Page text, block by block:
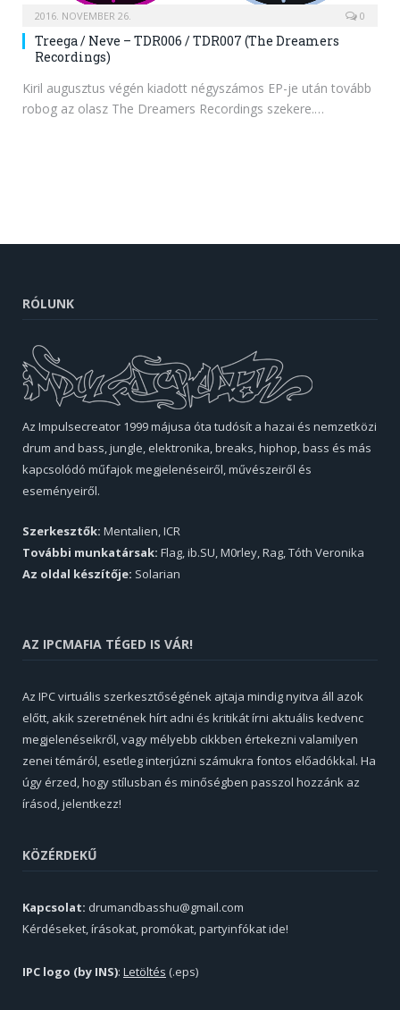
2016. NOVEMBER 26. 0
Treega / Neve – TDR006 / TDR007 (The Dreamers
Recordings)
Kiril augusztus végén kiadott négyszámos EP-je után tovább
robog az olasz The Dreamers Recordings szekere.…
RÓLUNK
Az Impulsecreator 1999 májusa óta tudósít a hazai és nemzetközi
drum and bass, jungle, elektronika, breaks, hiphop, bass és más
kapcsolódó műfajok megjelenéseiről, művészeiről és
eseményeiről.
Szerkesztők: Mentalien, ICR
További munkatársak: Flag, ib.SU, M0rley, Rag, Tóth Veronika
Az oldal készítője: Solarian
AZ IPCMAFIA TÉGED IS VÁR!
Az IPC virtuális szerkesztőségének ajtaja mindig nyitva áll azok
előtt, akik szeretnének hírt adni és kritikát írni aktuális kedvenc
megjelenéseikről, vagy mélyebb cikkben értekezni valamilyen
zenei témáról, esetleg interjúzni számukra fontos előadókkal. Ha
úgy érzed, hogy stílusban és minőségben passzol hozzánk az
írásod, jelentkezz!
KÖZÉRDEKŰ
Kapcsolat: drumandbasshu@gmail.com
Kérdéseket, írásokat, promókat, partyinfókat ide!
IPC logo (by INS): Letöltés (.eps)